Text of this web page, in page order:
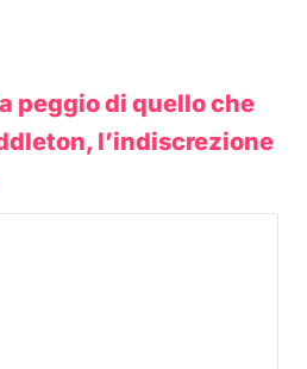
peggio di quello che
l’indiscrezione